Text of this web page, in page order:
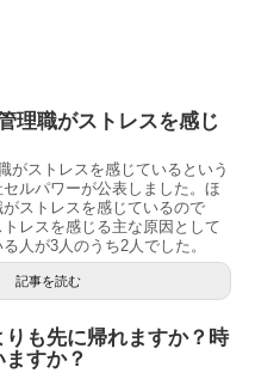
理職がストレスを感じ
がストレスを感じているという
ルパワーが公表しました。ほ
ストレスを感じているので
レスを感じる主な原因として
人が3人のうち2人でした。
記事を読む
も先に帰れますか？時
すか？